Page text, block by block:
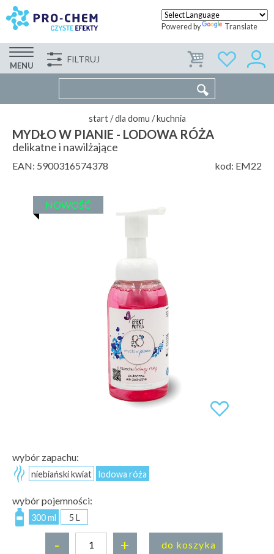
Powered by Translate
MENU
FILTRUJ WSPÓŁPRACA KONTAKT
start / dla domu / kuchnia
MYDŁO W PIANIE - LODOWA RÓŻA
delikatne i nawilżające
EAN: 5900316574378 kod: EM22
NOWOŚĆ
wybór zapachu:
niebiański kwiat lodowa róża
wybór pojemności:
300 ml 5 L
- + do koszyka